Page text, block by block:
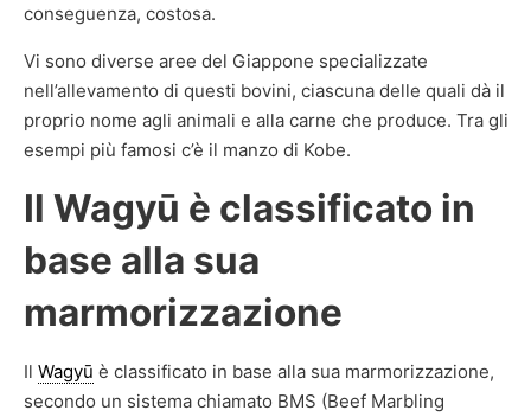
conseguenza, costosa.
Vi sono diverse aree del Giappone specializzate
nell’allevamento di questi bovini, ciascuna delle quali dà il
proprio nome agli animali e alla carne che produce. Tra gli
esempi più famosi c’è il manzo di Kobe.
Il Wagyū è classificato in
base alla sua
marmorizzazione
Il Wagyū è classificato in base alla sua marmorizzazione,
secondo un sistema chiamato BMS (Beef Marbling